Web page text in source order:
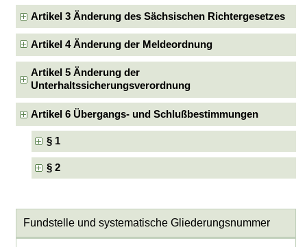
Artikel 3 Änderung des Sächsischen Richtergesetzes
Artikel 4 Änderung der Meldeordnung
Artikel 5 Änderung der
Unterhaltssicherungsverordnung
Artikel 6 Übergangs- und Schlußbestimmungen
§ 1
§ 2
Fundstelle und systematische Gliederungsnummer